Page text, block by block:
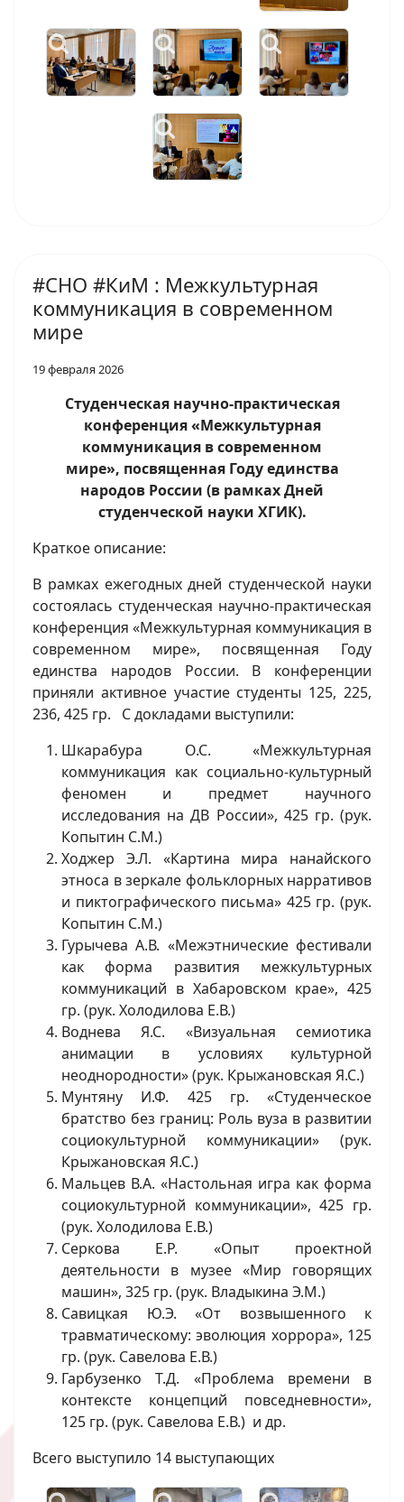
#СНО #КиМ : Межкультурная
коммуникация в современном
мире
19 февраля 2026
Студенческая научно-практическая
конференция «Межкультурная
коммуникация в современном
мире», посвященная Году единства
народов России (в рамках Дней
студенческой науки ХГИК).
Краткое описание:
В рамках ежегодных дней студенческой науки
состоялась студенческая научно-практическая
конференция «Межкультурная коммуникация в
современном мире», посвященная Году
единства народов России. В конференции
приняли активное участие студенты 125, 225,
236, 425 гр. С докладами выступили:
Шкарабура О.С. «Межкультурная
коммуникация как социально-культурный
феномен и предмет научного
исследования на ДВ России», 425 гр. (рук.
Копытин С.М.)
Ходжер Э.Л. «Картина мира нанайского
этноса в зеркале фольклорных нарративов
и пиктографического письма» 425 гр. (рук.
Копытин С.М.)
Гурычева А.В. «Межэтнические фестивали
как форма развития межкультурных
коммуникаций в Хабаровском крае», 425
гр. (рук. Холодилова Е.В.)
Воднева Я.С. «Визуальная семиотика
анимации в условиях культурной
неоднородности» (рук. Крыжановская Я.С.)
Мунтяну И.Ф. 425 гр. «Студенческое
братство без границ: Роль вуза в развитии
социокультурной коммуникации» (рук.
Крыжановская Я.С.)
Мальцев В.А. «Настольная игра как форма
социокультурной коммуникации», 425 гр.
(рук. Холодилова Е.В.)
Серкова Е.Р. «Опыт проектной
деятельности в музее «Мир говорящих
машин», 325 гр. (рук. Владыкина Э.М.)
Савицкая Ю.Э. «От возвышенного к
травматическому: эволюция хоррора», 125
гр. (рук. Савелова Е.В.)
Гарбузенко Т.Д. «Проблема времени в
контексте концепций повседневности»,
125 гр. (рук. Савелова Е.В.) и др.
Всего выступило 14 выступающих